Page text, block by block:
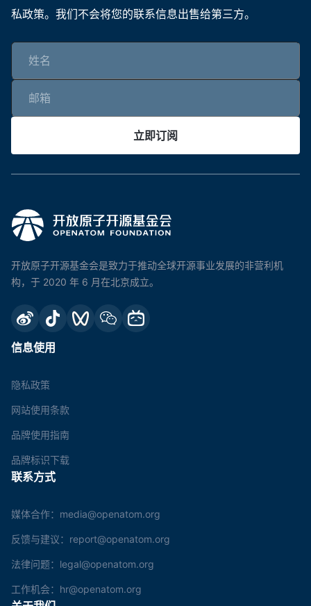
私政策。我们不会将您的联系信息出售给第三方。
立即订阅
开放原子开源基金会是致力于推动全球开源事业发展的非营利机
构，于 2020 年 6 月在北京成立。
信息使用
隐私政策
网站使用条款
品牌使用指南
品牌标识下载
联系方式
媒体合作：media@openatom.org
反馈与建议：report@openatom.org
法律问题：legal@openatom.org
工作机会：hr@openatom.org